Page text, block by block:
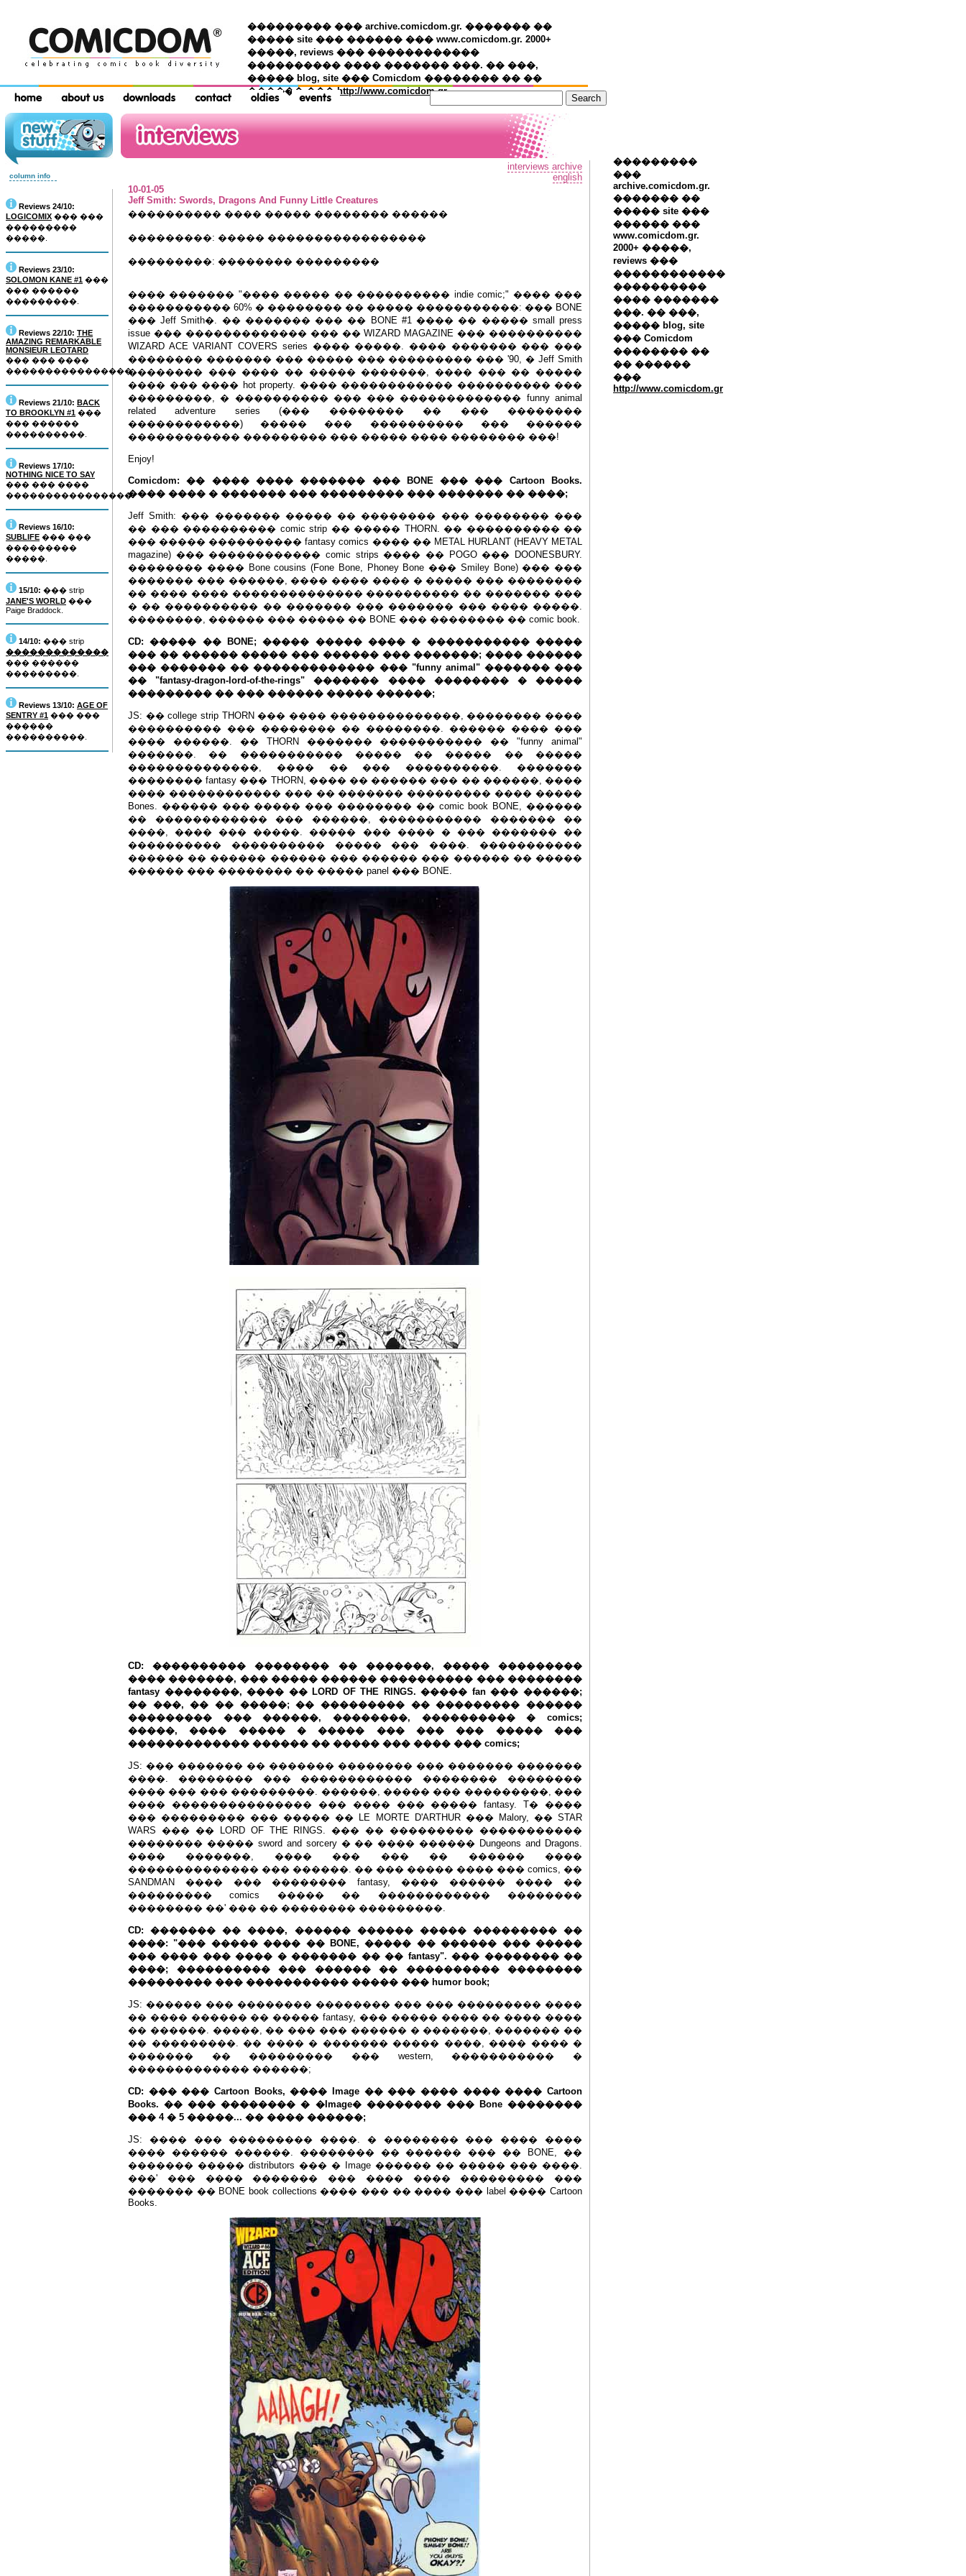
��������� ��� archive.comicdom.gr. ������� ��
����� site ��� ������ ��� www.comicdom.gr. 2000+
�����, reviews ��� ������������
���������� ���� ������� ���. �� ���,
����� blog, site ��� Comicdom �������� �� ��
������ ��� http://www.comicdom.gr
���������
���
archive.comicdom.gr.
������� ��
����� site ���
������ ���
www.comicdom.gr.
2000+ �����,
reviews ���
������������
����������
���� �������
���. �� ���,
����� blog, site
��� Comicdom
�������� ��
�� ������
���
http://www.comicdom.gr
column info
Reviews 24/10:
LOGICOMIX ��� ���
���������
�����.
Reviews 23/10:
SOLOMON KANE #1 ���
��� ������
���������.
Reviews 22/10: THE
AMAZING REMARKABLE
MONSIEUR LEOTARD
��� ��� ����
����������������.
Reviews 21/10: BACK
TO BROOKLYN #1 ���
��� ������
����������.
Reviews 17/10:
NOTHING NICE TO SAY
��� ��� ����
����������������.
Reviews 16/10:
SUBLIFE ��� ���
���������
�����.
15/10: ��� strip
JANE'S WORLD ���
Paige Braddock.
14/10: ��� strip
�������������
��� ������
���������.
Reviews 13/10: AGE OF
SENTRY #1 ��� ���
������
����������.
interviews archive
english
10-01-05
Jeff Smith: Swords, Dragons And Funny Little Creatures
���������� ���� ����� �������� ������
���������: ����� �����������������
���������: �������� ���������
���� ������� "���� ����� �� ���������� indie comic;" ���� ���
����������� 60% � �������� �� ����� �����������: ��� BONE
��� Jeff Smith�. �� ������� ��� �� BONE #1 ���� �� ����� small press
issue ��� ������������� ��� �� WIZARD MAGAZINE ��� ����������
WIZARD ACE VARIANT COVERS series ���� �����. ���� ������� ��� ���
�������� ������� ��� ����� ��� ��������� ��� '90, � Jeff Smith
�������� ��� ���� �� ����� �������, ���� ��� �� �����
���� ��� ���� hot property. ���� ������������ ���������� ���
���������, � ���������� ��� ��� ������������� funny animal
related adventure series (��� �������� �� ��� ��������
������������) ����� ��� ���������� ��� ������
������������ ��������� ��� ����� ���� �������� ���!
Enjoy!
Comicdom: �� ���� ���� ������� ��� BONE ��� ��� Cartoon Books.
���� ���� � ������� ��� ��������� ��� ������� �� ����;
Jeff Smith: ��� ������� ����� �� �������� ��� �������� ���
�� ��� ���������� comic strip �� ����� THORN. �� ���������� ��
��� ����� ���������� fantasy comics ���� �� METAL HURLANT (HEAVY METAL
magazine) ��� ������������ comic strips ���� �� POGO ��� DOONESBURY.
�������� ���� Bone cousins (Fone Bone, Phoney Bone ��� Smiley Bone) ��� ���
������� ��� ������, ���� ���� ���� � ����� ��� ��������
�� ���� ���� �������������� ���������� �� ������� ���
� �� ���������� �� ������� ��� ������� ��� ���� �����.
��������, ������ ��� ����� �� BONE ��� �������� �� comic book.
CD: ����� �� BONE; ����� ����� ���� � ����������� �����
��� �� ������ ����� ��� ������ ��� �������; ���� ������
��� ������� �� ������������� ��� "funny animal" ������� ���
�� "fantasy-dragon-lord-of-the-rings" ������� ���� �������� � �����
��������� �� ��� ������ ����� ������;
JS: �� college strip THORN ��� ���� ��������������, �������� ����
���������� ��� �������� �� ��������. ������ ���� ���
���� ������. �� THORN ������� ����������� �� "funny animal"
�������. �� ����������� ����� �� ����� �� �����
��������������, ���� �� ��� ����������. �������
�������� fantasy ��� THORN, ���� �� ������ ��� �� ������, ����
���� ������������ ��� �� ������� ��������� ���� �����
Bones. ������ ��� ����� ��� �������� �� comic book BONE, ������
�� ������������ ��� ������, ����������� ������� ��
����, ���� ��� �����. ����� ��� ���� � ��� ������� ��
���������� ���������� ����� ��� ����. �����������
������ �� ������ ������ ��� ������ ��� ������ �� �����
������ ��� �������� �� ����� panel ��� BONE.
CD: ���������� �������� �� �������, ����� ���������
���� �������, ��� ����� ������ ���������� ��� ��������
fantasy ��������, ���� �� LORD OF THE RINGS. ����� fan ��� ������;
�� ���, �� �� �����; �� ��������� �� ��������� ������
��������� ��� ������, ��������, ���������� � comics;
�����, ���� ����� � ����� ��� ��� ��� ����� ���
������������� ������ �� ����� ��� ���� ��� comics;
JS: ��� ������� �� ������� �������� ��� ������� �������
����. �������� ��� ������������ �������� ��������
���� ��� ��� ���������. ������, ����� ��� ���������, ���
���� ��������������� ��� ���� ��� ����� fantasy. T� ����
��� ��������� ��� ����� �� LE MORTE D'ARTHUR ��� Malory, �� STAR
WARS ��� �� LORD OF THE RINGS. ��� �� ��������� �����������
�������� ����� sword and sorcery � �� ���� ������ Dungeons and Dragons.
���� �������, ���� ��� ��� �� ������ ����
�������������� ��� ������. �� ��� ����� ���� ��� comics, ��
SANDMAN ���� ��� �������� fantasy, ���� ������ ���� ��
��������� comics ����� �� ������������ ��������
�������� ��' ��� �� �������� ���������.
CD: ������� �� ����, ������ ������ ����� ��������� ��
����: "��� ����� ���� �� BONE, ����� �� ������ ��� �����
��� ���� ��� ���� � ������� �� �� fantasy". ��� �������� ��
����; ���������� ��� ������ �� ���������� ��������
��������� ��� ����������� ����� ��� humor book;
JS: ������ ��� �������� �������� ��� ��� ��������� ����
�� ���� ������ �� ����� fantasy, ��� ����� ���� �� ���� ����
�� ������. �����, �� ��� ��� ������ � �������, ������� ��
�� ���������. �� ���� � ������� ����� ����, ���� ���� �
������� �� ��������� ��� western, ����������� �
������������� ������;
CD: ��� ��� Cartoon Books, ���� Image �� ��� ���� ���� ���� Cartoon
Books. �� ��� �������� � �Image� �������� ��� Bone ��������
��� 4 � 5 �����... �� ���� ������;
JS: ���� ��� ��������� ����. � �������� ��� ���� ����
���� ������ ������. �������� �� ������ ��� �� BONE, ��
������� ����� distributors ��� � Image ������ �� ����� ��� ����.
���' ��� ���� ������� ��� ���� ���� ��������� ���
������� �� BONE book collections ���� ��� �� ���� ��� label ���� Cartoon
Books.